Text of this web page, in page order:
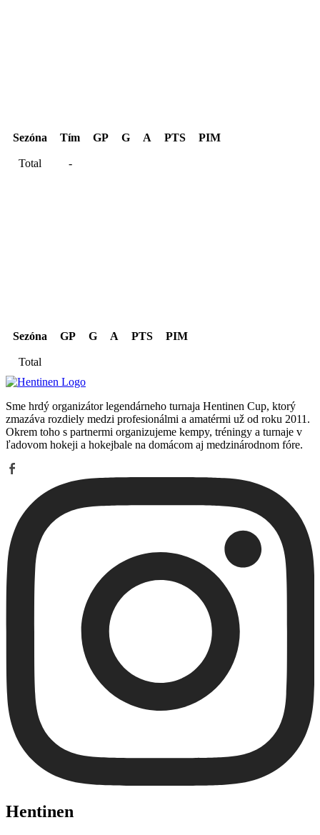
Sezóna Tím GP G A PTS PIM
Total -
Sezóna GP G A PTS PIM
Total
Sme hrdý organizátor legendárneho turnaja Hentinen Cup, ktorý
zmazáva rozdiely medzi profesionálmi a amatérmi už od roku 2011.
Okrem toho s partnermi organizujeme kempy, tréningy a turnaje v
ľadovom hokeji a hokejbale na domácom aj medzinárodnom fóre.
Hentinen